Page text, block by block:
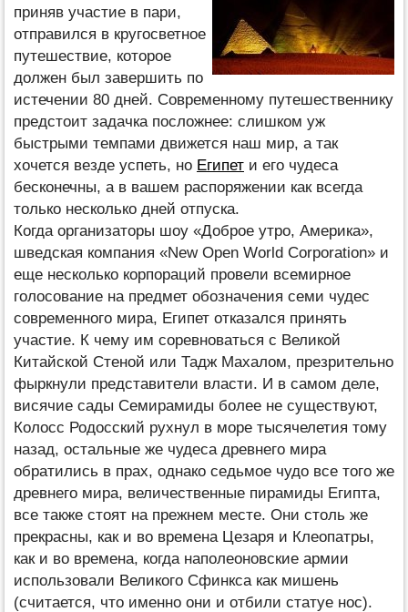
приняв участие в пари,
отправился в кругосветное
путешествие, которое
должен был завершить по
истечении 80 дней. Современному путешественнику
предстоит задачка посложнее: слишком уж
быстрыми темпами движется наш мир, а так
хочется везде успеть, но Египет и его чудеса
бесконечны, а в вашем распоряжении как всегда
только несколько дней отпуска.
Когда организаторы шоу «Доброе утро, Америка»,
шведская компания «New Open World Corporation» и
еще несколько корпораций провели всемирное
голосование на предмет обозначения семи чудес
современного мира, Египет отказался принять
участие. К чему им соревноваться с Великой
Китайской Стеной или Тадж Махалом, презрительно
фыркнули представители власти. И в самом деле,
висячие сады Семирамиды более не существуют,
Колосс Родосский рухнул в море тысячелетия тому
назад, остальные же чудеса древнего мира
обратились в прах, однако седьмое чудо все того же
древнего мира, величественные пирамиды Египта,
все также стоят на прежнем месте. Они столь же
прекрасны, как и во времена Цезаря и Клеопатры,
как и во времена, когда наполеоновские армии
использовали Великого Сфинкса как мишень
(считается, что именно они и отбили статуе нос).